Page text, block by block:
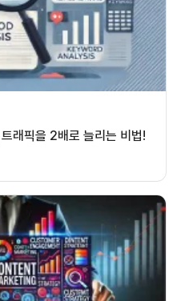
래픽을 2배로 늘리는 비법!